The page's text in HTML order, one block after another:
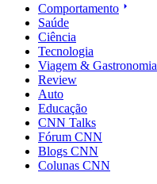
Comportamento
Saúde
Ciência
Tecnologia
Viagem & Gastronomia
Review
Auto
Educação
CNN Talks
Fórum CNN
Blogs CNN
Colunas CNN